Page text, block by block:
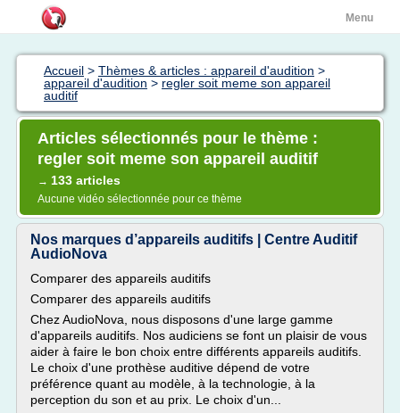
Menu
Accueil > Thèmes & articles : appareil d'audition >
appareil d'audition > regler soit meme son appareil
auditif
Articles sélectionnés pour le thème :
regler soit meme son appareil auditif
→ 133 articles
Aucune vidéo sélectionnée pour ce thème
Nos marques d’appareils auditifs | Centre Auditif
AudioNova
Comparer des appareils auditifs
Comparer des appareils auditifs
Chez AudioNova, nous disposons d'une large gamme
d'appareils auditifs. Nos audiciens se font un plaisir de vous
aider à faire le bon choix entre différents appareils auditifs.
Le choix d'une prothèse auditive dépend de votre
préférence quant au modèle, à la technologie, à la
perception du son et au prix. Le choix d'un...